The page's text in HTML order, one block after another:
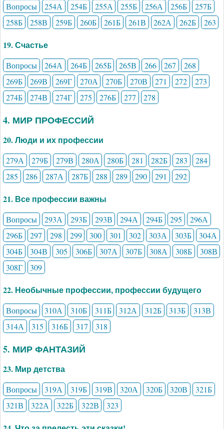
Вопросы 254А 254Б 255А 255Б 256А 256Б
257Б
258Б
258В 259Б 260Б 261Б 261В 262А 262Б 263
19. Счастье
Вопросы 264А 264Б 265Б 265В 266 267
268
269Б
269В 269Г 270А 270Б 270В 271 272
273
274Б
274В 274Г 275 276Б 277 278
4. МИР ПРОФЕССИЙ
20. Люди и их профессии
279А 279Б 279В 280А 280Б 281 282Б 283
284
285
286 287А 287Б 288 289 290 291 292
21. Все профессии важны
Вопросы 293А 293Б 293В 294А 294Б 295
296А
296Б
297 298 299 300 301 302 303А 303Б
304А
304Б
304В 305 306Б 307А 307Б 308А 308Б
308В
308Г
309
22. Необычные профессии, профессии будущего
Вопросы 310А 310Б 311Б 312А 312Б 313Б
313В
314А
315 316Б 317 318
5. МИР ФАНТАЗИЙ
23. Мир детства
Вопросы 319А 319Б 319В 320А 320Б 320В
321Б
321В
322А 322Б 322В 323